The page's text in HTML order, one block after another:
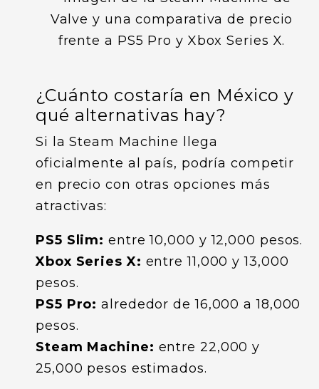
¿Cuánto costaría en México y
qué alternativas hay?
Si la Steam Machine llega
oficialmente al país, podría competir
en precio con otras opciones más
atractivas:
PS5 Slim: entre 10,000 y 12,000 pesos.
Xbox Series X: entre 11,000 y 13,000
pesos.
PS5 Pro: alrededor de 16,000 a 18,000
pesos.
Steam Machine: entre 22,000 y
25,000 pesos estimados.